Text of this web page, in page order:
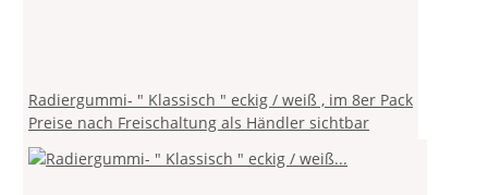
Radiergummi- " Klassisch " eckig / weiß , im 8er Pack
Preise nach Freischaltung als Händler sichtbar